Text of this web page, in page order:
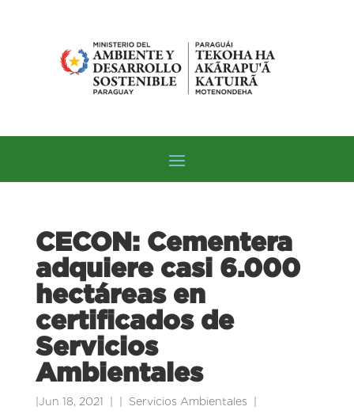
CECON: Cementera
adquiere casi 6.000
hectáreas en
certificados de
Servicios
Ambientales
Jun 18, 2021 Servicios Ambientales